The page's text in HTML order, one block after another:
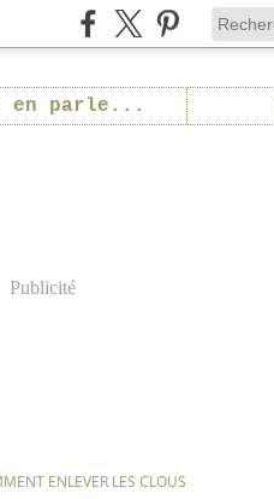
en parle...
Publicité
ENLEVER LES CLOUS